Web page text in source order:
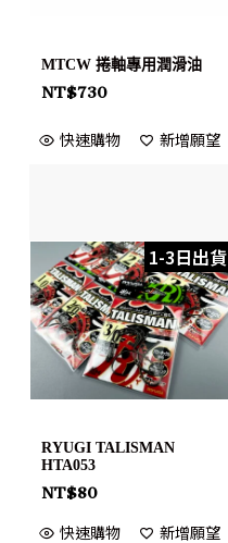
MTCW 捲軸專用潤滑油
NT$730
快速購物 新增願望
1-3日出貨
RYUGI TALISMAN
HTA053
NT$80
快速購物 新增願望